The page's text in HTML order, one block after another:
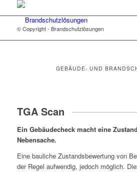
© Copyright - Brandschutzlösungen
GEBÄUDE- UND
TGA Scan
Ein Gebäudecheck macht eine
Nebensache.
Eine bauliche Zustandsbewertung von
der Regel aufwendig, jedoch möglich.